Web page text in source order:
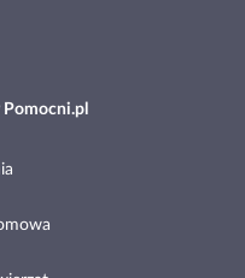
Pomocni.pl